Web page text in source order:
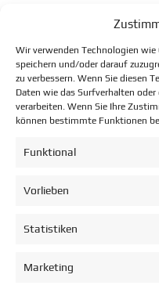
Wir verwenden Technologien
speichern und/oder darauf
zu verbessern. Wenn Sie diesen
Daten wie das Surfverhalten
verarbeiten. Wenn Sie Ihre
können bestimmte Funktionen
Funktional
Vorlieben
Statistiken
Marketing
1 Zeiss
1 Zeiss